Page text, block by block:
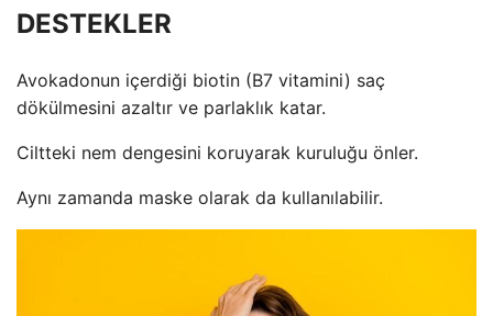
DESTEKLER
Avokadonun içerdiği biotin (B7 vitamini) saç
dökülmesini azaltır ve parlaklık katar.
Ciltteki nem dengesini koruyarak kuruluğu önler.
Aynı zamanda maske olarak da kullanılabilir.